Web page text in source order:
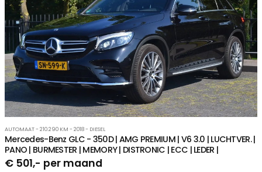
AUTOMAAT - 210.290 KM - 2018 - DIESEL
Mercedes-Benz GLC - 350D | AMG PREMIUM | V6 3.0 | LUCHTVER. |
PANO | BURMESTER | MEMORY | DISTRONIC | ECC | LEDER |
€ 501,- per maand